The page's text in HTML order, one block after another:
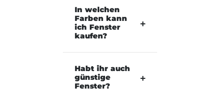
In welchen
Farben kann
ich Fenster
kaufen?
Habt ihr auch
günstige
Fenster?